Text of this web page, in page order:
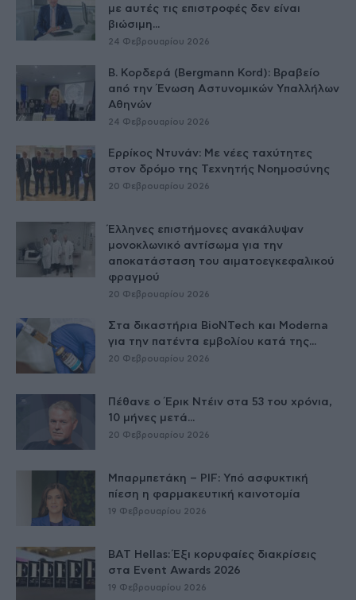
με αυτές τις επιστροφές δεν είναι
βιώσιμη...
24 Φεβρουαρίου 2026
Β. Κορδερά (Bergmann Kord): Βραβείο
από την Ένωση Αστυνομικών Υπαλλήλων
Αθηνών
24 Φεβρουαρίου 2026
Ερρίκος Ντυνάν: Με νέες ταχύτητες
στον δρόμο της Τεχνητής Νοημοσύνης
20 Φεβρουαρίου 2026
Έλληνες επιστήμονες ανακάλυψαν
μονοκλωνικό αντίσωμα για την
αποκατάσταση του αιματοεγκεφαλικού
φραγμού
20 Φεβρουαρίου 2026
Στα δικαστήρια BioNTech και Moderna
για την πατέντα εμβολίου κατά της...
20 Φεβρουαρίου 2026
Πέθανε ο Έρικ Ντέιν στα 53 του χρόνια,
10 μήνες μετά...
20 Φεβρουαρίου 2026
Μπαρμπετάκη – PIF: Υπό ασφυκτική
πίεση η φαρμακευτική καινοτομία
19 Φεβρουαρίου 2026
BAT Hellas: Έξι κορυφαίες διακρίσεις
στα Event Awards 2026
19 Φεβρουαρίου 2026